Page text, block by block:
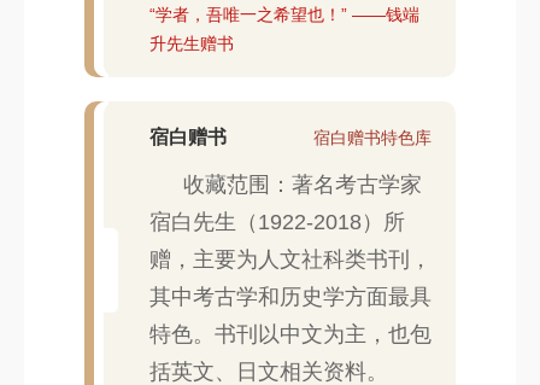
“学者，吾唯一之希望也！” ——钱端
升先生赠书
宿白赠书特色库
宿白赠书
收藏范围：著名考古学家
宿白先生（1922-2018）所
赠，主要为人文社科类书刊，
其中考古学和历史学方面最具
特色。书刊以中文为主，也包
括英文、日文相关资料。